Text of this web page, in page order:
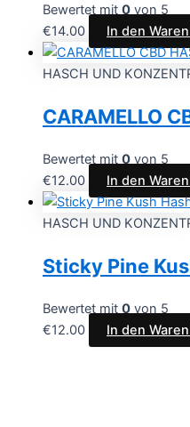
Bewertet mit 0 von 5
€14.00 In den
HASCH UND
CARAMELLO
Bewertet mit 0 von 5
€12.00 In den
HASCH UND
Sticky Pine
Bewertet mit 0 von 5
€12.00 In den